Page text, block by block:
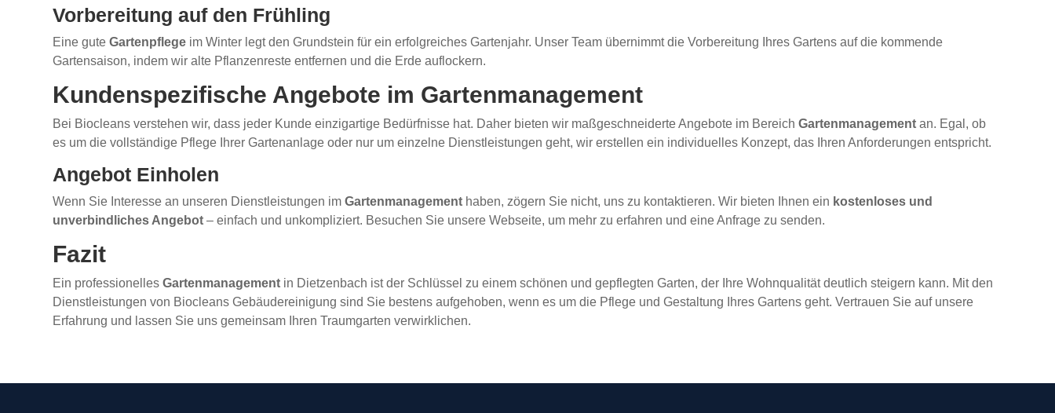
Vorbereitung auf den Frühling
Eine guteGartenpflege im Winter legt den Grundstein für ein erfolgreiches Gartenjahr. Unser Team übernimmt die Vorbereitung Ihres Gartens auf die kommende
Gartensaison, indem wir alte Pflanzenreste entfernen und die Erde auflockern.
Kundenspezifische Angebote im Gartenmanagement
Bei Biocleans verstehen wir, dass jeder Kunde einzigartige Bedürfnisse hat. Daher bieten wir maßgeschneiderte Angebote im BereichGartenmanagement an. Egal, ob
es um die vollständige Pflege Ihrer Gartenanlage oder nur um einzelne Dienstleistungen geht, wir erstellen ein individuelles Konzept, das Ihren Anforderungen entspricht.
Angebot Einholen
Wenn Sie Interesse an unseren Dienstleistungen imGartenmanagement haben, zögern Sie nicht, uns zu kontaktieren. Wir bieten Ihnen ein kostenloses und
unverbindliches Angebot – einfach und unkompliziert. Besuchen Sie unsere Webseite, um mehr zu erfahren und eine Anfrage zu senden.
Fazit
Ein professionellesGartenmanagement in Dietzenbach ist der Schlüssel zu einem schönen und gepflegten Garten, der Ihre Wohnqualität deutlich steigern kann. Mit den
Dienstleistungen von Biocleans Gebäudereinigung sind Sie bestens aufgehoben, wenn es um die Pflege und Gestaltung Ihres Gartens geht. Vertrauen Sie auf unsere
Erfahrung und lassen Sie uns gemeinsam Ihren Traumgarten verwirklichen.